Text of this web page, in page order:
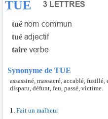
TUE
tué
tué
taire
Synonyme de TUE
assassiné, massacré, accablé, fusillé,
disparu, défunt, feu, passé, victime.
Fait un malheur